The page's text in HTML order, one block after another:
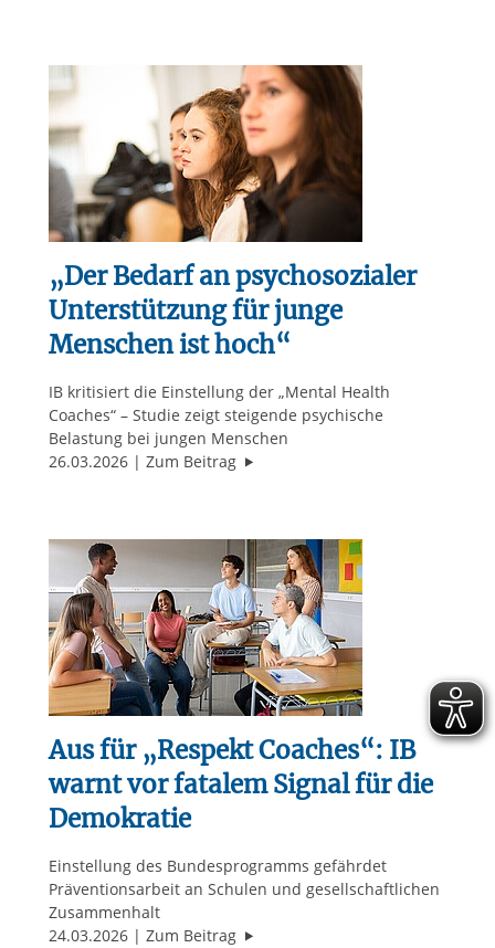
„Der Bedarf an psychosozialer
Unterstützung für junge
Menschen ist hoch“
IB kritisiert die Einstellung der „Mental Health
Coaches“ – Studie zeigt steigende psychische
Belastung bei jungen Menschen
26.03.2026
Zum Beitrag "„Der Bedarf an psychosozialer
Aus für „Respekt Coaches“: IB
warnt vor fatalem Signal für die
Demokratie
Einstellung des Bundesprogramms gefährdet
Präventionsarbeit an Schulen und gesellschaftlichen
Zusammenhalt
24.03.2026
Zum Beitrag "Aus für „Respekt Coaches“: IB